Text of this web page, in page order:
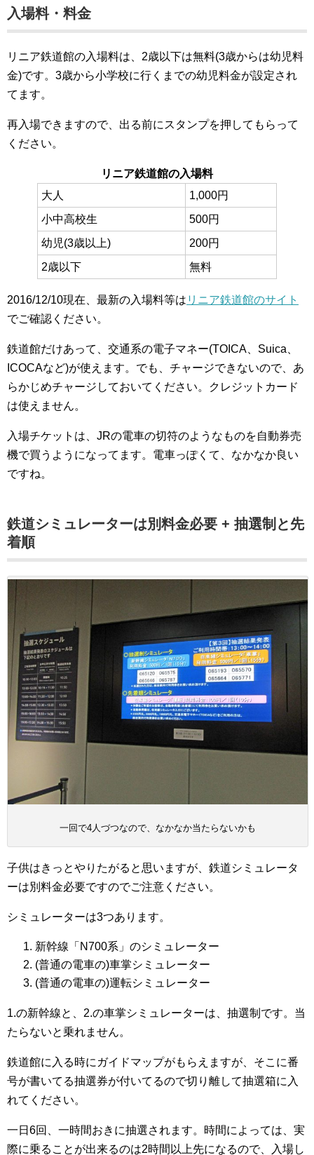
入場料・料金
リニア鉄道館の入場料は、2歳以下は無料(3歳からは幼児料
金)です。3歳から小学校に行くまでの幼児料金が設定され
てます。
再入場できますので、出る前にスタンプを押してもらって
ください。
リニア鉄道館の入場料
大人
1,000円
小中高校生
500円
幼児(3歳以上)
200円
2歳以下
無料
2016/12/10現在、最新の入場料等は リニア鉄道館のサイト
でご確認ください。
鉄道館だけあって、交通系の電子マネー(TOICA、Suica、
ICOCAなど)が使えます。でも、チャージできないので、あ
らかじめチャージしておいてください。クレジットカード
は使えません。
入場チケットは、JRの電車の切符のようなものを自動券売
機で買うようになってます。電車っぽくて、なかなか良い
ですね。
鉄道シミュレーターは別料金必要 + 抽選制と先
着順
一回で4人づつなので、なかなか当たらないかも
子供はきっとやりたがると思いますが、鉄道シミュレータ
ーは別料金必要ですのでご注意ください。
シミュレーターは3つあります。
新幹線「N700系」のシミュレーター
(普通の電車の)車掌シミュレーター
(普通の電車の)運転シミュレーター
1.の新幹線と、2.の車掌シミュレーターは、抽選制です。当
たらないと乗れません。
鉄道館に入る時にガイドマップがもらえますが、そこに番
号が書いてる抽選券が付いてるので切り離して抽選箱に入
れてください。
一日6回、一時間おきに抽選されます。時間によっては、実
際に乗ることが出来るのは2時間以上先になるので、入場し